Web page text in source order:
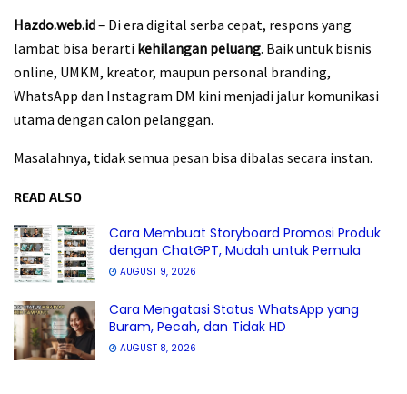
Hazdo.web.id – Di era digital serba cepat, respons yang
lambat bisa berarti kehilangan peluang. Baik untuk bisnis
online, UMKM, kreator, maupun personal branding,
WhatsApp dan Instagram DM kini menjadi jalur komunikasi
utama dengan calon pelanggan.
Masalahnya, tidak semua pesan bisa dibalas secara instan.
READ ALSO
Cara Membuat Storyboard Promosi Produk
dengan ChatGPT, Mudah untuk Pemula
AUGUST 9, 2026
Cara Mengatasi Status WhatsApp yang
Buram, Pecah, dan Tidak HD
AUGUST 8, 2026